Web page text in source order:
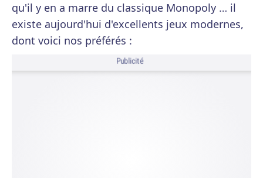
qu'il y en a marre du classique Monopoly … il
existe aujourd'hui d'excellents jeux modernes,
dont voici nos préférés :
Publicité